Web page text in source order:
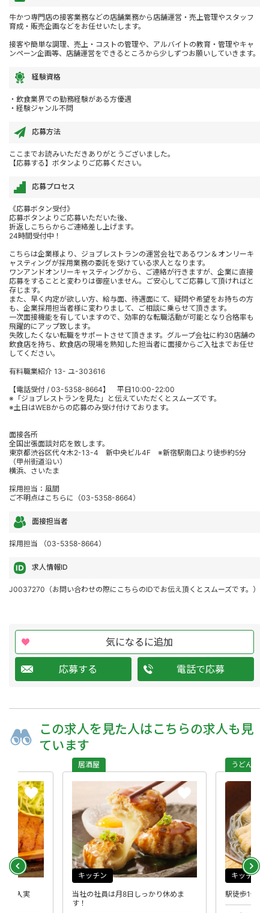
牛かつ専門店の接客業務などの店舗業務から店舗運営・売上管理やスタッフ
育成・販売企画などをお任せいたします。
接客や簡単な調理、売上・コストの管理や、アルバイトの教育・管理やキャ
ンペーン企画等、店舗運営をできるところから少しずつお願いしていきます。
経験資格
・飲食業界での勤務経験がある方優遇
・経験ジャンル不問
応募方法
ここまでお読みいただきありがとうございました。
【応募する】ボタンよりご応募ください。
応募プロセス
《応募ボタン受付》
応募ボタンよりご応募いただいた後、
折返しこちらからご連絡差し上げます。
24時間受付中！
こちらは企業様より、ジョブレストランの運営会社であるワン＆オンリーキ
ャスティングが採用業務の委託を受けている求人となります。
ワンアンドオンリーキャスティングから、ご連絡が行きますが、企業に直接
応募をすることと変わりは御座いません。ご安心してご応募して頂ければと
存じます。
また、早く内定が欲しい方、給与面、待遇面にて、疑問や希望をお持ちの方
も、企業採用担当者様に変わりまして、ご相談に乗らせて頂きます。
一次面接機能を有していますので、効率的な転職活動が可能となり合格率も
飛躍的にアップ致します。
失敗したくない転職をサポートさせて頂きます。グループ会社に約30店舗の
飲食店を持ち、飲食店の現場を熟知した担当者に面接からご入社までお任せ
してください。
有料職業紹介 13- ユ-303616
【電話受付 / 03-5358-8664】 平日10:00-22:00
※「ジョブレストランを見た」と伝えていただくとスムーズです。
※土日はWEBからの応募のみ受け付けております。
面接各所
全国出張面談対応を致します。
東京都渋谷区代々木2-13-4 新中央ビル4F ※新宿駅南口より徒歩約5分
（甲州街道沿い）
横浜、さいたま
採用担当：風間
ご不明点はこちらに（03-5358-8664）
面接担当者
採用担当 （03-5358-8664）
求人情報ID
J0037270（お問い合わせの際にこちらのIDでお伝え頂くとスムーズです。）
気になるに追加
応募する 電話で応募
この求人を 見た人はこちらの求人も 見
ています
収入実
当社の社員は月8日しっかり休めま
す！
居酒屋
キッチン
駅徒歩1分◆
うどん・蕎
キッチン